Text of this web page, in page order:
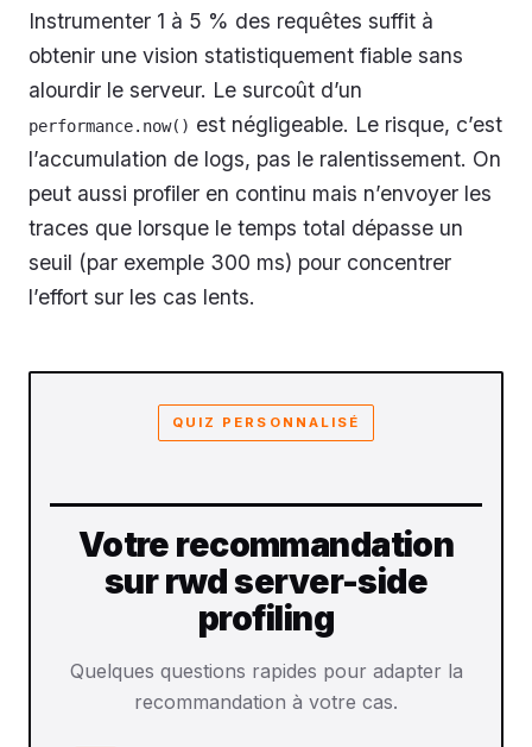
Instrumenter 1 à 5 % des requêtes suffit à
obtenir une vision statistiquement fiable sans
alourdir le serveur. Le surcoût d’un
performance.now() est négligeable. Le risque, c’est
l’accumulation de logs, pas le ralentissement. On
peut aussi profiler en continu mais n’envoyer les
traces que lorsque le temps total dépasse un
seuil (par exemple 300 ms) pour concentrer
l’effort sur les cas lents.
QUIZ PERSONNALISÉ
Votre recommandation
sur rwd server-side
profiling
Quelques questions rapides pour adapter la
recommandation à votre cas.